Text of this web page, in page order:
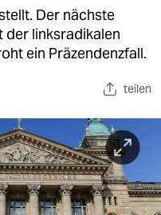
Der nächste
der linksradikalen
ein Präzendenzfall.
teilen